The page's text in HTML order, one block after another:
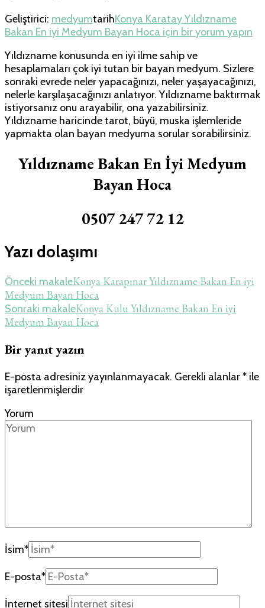
Geliştirici: medyumtarihKonya Karatay Yıldızname
Bakan En iyi Medyum Bayan Hoca için bir yorum yapın
Yıldızname konusunda en iyi ilme sahip ve
hesaplamaları çok iyi tutan bir bayan medyum. Sizlere
sonraki evrede neler yapacağınızı, neler yaşayacağınızı,
nelerle karşılaşacağınızı anlatıyor. Yıldızname baktırmak
istiyorsanız onu arayabilir, ona yazabilirsiniz.
Yıldızname haricinde tarot, büyü, muska işlemleride
yapmakta olan bayan medyuma sorular sorabilirsiniz.
Yıldızname Bakan En İyi Medyum
Bayan Hoca
0507 247 72 12
Yazı dolaşımı
Önceki makaleKonya Karapınar Yıldızname Bakan En iyi
Medyum Bayan Hoca
Sonraki makaleKonya Kulu Yıldızname Bakan En iyi
Medyum Bayan Hoca
Bir yanıt yazın
E-posta adresiniz yayınlanmayacak. Gerekli alanlar* ile
işaretlenmişlerdir
Yorum
İsim*
E-posta*
İnternet sitesi